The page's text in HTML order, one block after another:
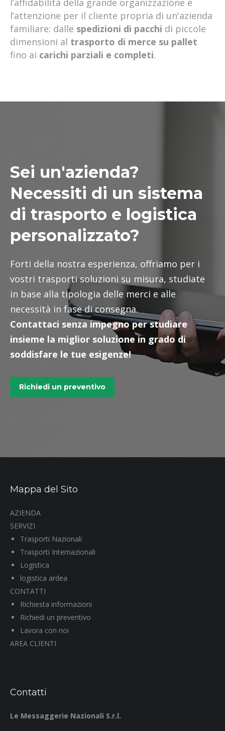
l’affidabilità della grande organizzazione e
l’attenzione per il cliente propria di un'azienda
familiare: dalle spedizioni di pacchi di piccole
dimensioni al trasporto di merce su pallet
fino ai carichi parziali e completi.
Sei un'azienda?
Necessiti di un sistema
di trasporto e logistica
personalizzato?
Forti della nostra esperienza, offriamo per i
vostri trasporti soluzioni su misura, studiate
in base alla tipologia delle merci e alle
necessità in fase di consegna.
Contattaci senza impegno per studiare
insieme la miglior soluzione in grado di
soddisfare le tue esigenze!
Richiedi un preventivo
Mappa del Sito
AZIENDA
SERVIZI
Trasporti Nazionali
Trasporti Internazionali
Logistica
logistica ardea
CONTATTI
Richiesta informazioni
Richiedi un preventivo
Lavora con noi
AREA CLIENTI
Contatti
Le Messaggerie Nazionali S.r.l.